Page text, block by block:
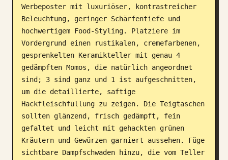
Werbeposter mit luxuriöser, kontrastreicher
Beleuchtung, geringer Schärfentiefe und
hochwertigem Food-Styling. Platziere im
Vordergrund einen rustikalen, cremefarbenen,
gesprenkelten Keramikteller mit genau 4
gedämpften Momos, die natürlich angeordnet
sind; 3 sind ganz und 1 ist aufgeschnitten,
um die detaillierte, saftige
Hackfleischfüllung zu zeigen. Die Teigtaschen
sollten glänzend, frisch gedämpft, fein
gefaltet und leicht mit gehackten grünen
Kräutern und Gewürzen garniert aussehen. Füge
sichtbare Dampfschwaden hinzu, die vom Teller